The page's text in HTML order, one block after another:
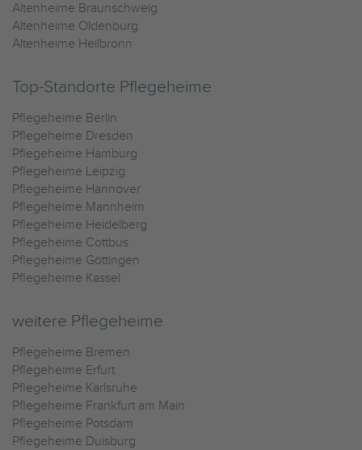
Altenheime Braunschweig
Altenheime Oldenburg
Altenheime Heilbronn
Top-Standorte Pflegeheime
Pflegeheime Berlin
Pflegeheime Dresden
Pflegeheime Hamburg
Pflegeheime Leipzig
Pflegeheime Hannover
Pflegeheime Mannheim
Pflegeheime Heidelberg
Pflegeheime Cottbus
Pflegeheime Göttingen
Pflegeheime Kassel
weitere Pflegeheime
Pflegeheime Bremen
Pflegeheime Erfurt
Pflegeheime Karlsruhe
Pflegeheime Frankfurt am Main
Pflegeheime Potsdam
Pflegeheime Duisburg